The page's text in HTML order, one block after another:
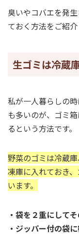
臭いやコバエを発
ておく方法をご紹介
生ゴミは冷蔵
私が一人暮らしの
も多いのが、ゴミ
るという方法です。
野菜のゴミは冷蔵
凍庫に入れておき
います。
・袋を２重にして
・ジッパー付の袋